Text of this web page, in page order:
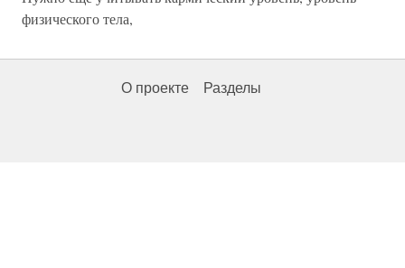
физического тела,
О проекте Разделы